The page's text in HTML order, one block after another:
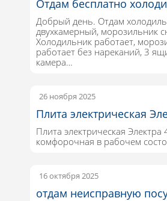
Отдам бесплатно
Добрый день. Отдам
двухкамерный, морозильник
Холодильник работает,
работает без нареканий, 3
камера…
26 ноября 2025
Плита электрическая
Плита электрическая Электра
комфорочная в рабочем
16 октября 2025
отдам неисправную